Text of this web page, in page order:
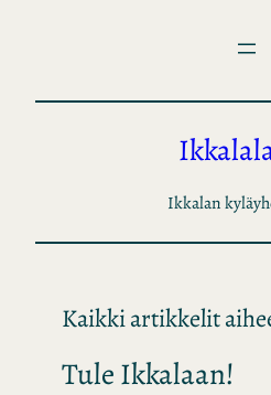
Ikkalan
Kaikki artikkelit
Tule Ikkalaan!